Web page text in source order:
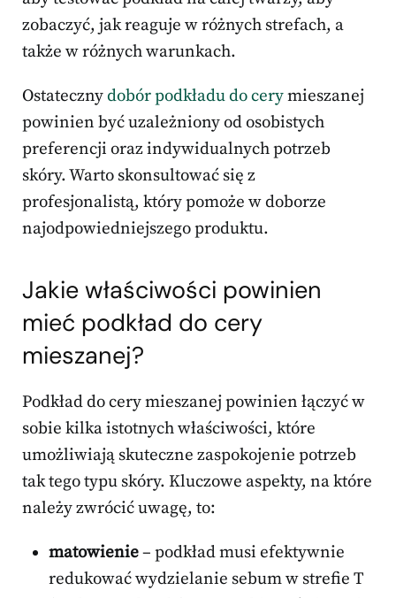
zobaczyć, jak reaguje w różnych strefach, a
także w różnych warunkach.
Ostatecznydobór podkładu do cerymieszanej
powinien być uzależniony od osobistych
preferencji oraz indywidualnych potrzeb
skóry. Warto skonsultować się z
profesjonalistą, który pomoże w doborze
najodpowiedniejszego produktu.
Jakie właściwości powinien
mieć podkład do cery
mieszanej?
Podkład do cery mieszanej powinien łączyć w
sobie kilka istotnych właściwości, które
umożliwiają skuteczne zaspokojenie potrzeb
tak tego typu skóry. Kluczowe aspekty, na które
należy zwrócić uwagę, to:
matowienie– podkład musi efektywnie
redukować wydzielanie sebum w strefie T